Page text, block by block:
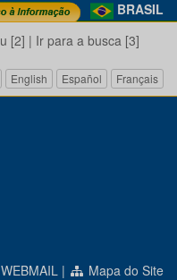
BRASIL
[2] | Ir para a busca [3]
English Español Français
WEBMAIL | Mapa do Site